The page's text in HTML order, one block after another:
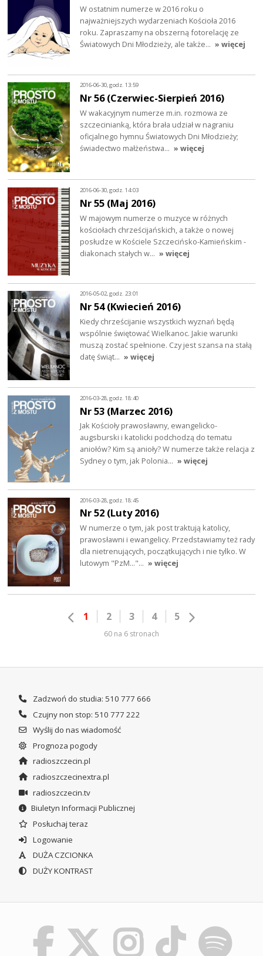
W ostatnim numerze w 2016 roku o
najważniejszych wydarzeniach Kościoła 2016
roku. Zapraszamy na obszerną fotorelację ze
Światowych Dni Młodzieży, ale także… » więcej
2016-06-30, godz. 13:59
Nr 56 (Czerwiec-Sierpień 2016)
W wakacyjnym numerze m.in. rozmowa ze
szczecinianką, która brała udział w nagraniu
oficjalnego hymnu Światowych Dni Młodzieży;
świadectwo małżeństwa… » więcej
2016-06-30, godz. 14:03
Nr 55 (Maj 2016)
W majowym numerze o muzyce w różnych
kościołach chrześcijańskich, a także o nowej
posłudze w Kościele Szczecińsko-Kamieńskim -
diakonach stałych w… » więcej
2016-05-02, godz. 23:01
Nr 54 (Kwiecień 2016)
Kiedy chrześcijanie wszystkich wyznań będą
wspólnie świętować Wielkanoc. Jakie warunki
muszą zostać spełnione. Czy jest szansa na stałą
datę świąt… » więcej
2016-03-28, godz. 18:40
Nr 53 (Marzec 2016)
Jak Kościoły prawosławny, ewangelicko-
augsburski i katolicki podchodzą do tematu
aniołów? Kim są anioły? W numerze także relacja z
Sydney o tym, jak Polonia… » więcej
2016-03-28, godz. 18:45
Nr 52 (Luty 2016)
W numerze o tym, jak post traktują katolicy,
prawosławni i ewangelicy. Przedstawiamy też rady
dla nietrenujących, początkujących i nie tylko. W
lutowym "PzM..."… » więcej
1 2 3 4 5
60 na 6 stronach
Zadzwoń do studia: 510 777 666
Czujny non stop: 510 777 222
Wyślij do nas wiadomość
Prognoza pogody
radioszczecin.pl
radioszczecinextra.pl
radioszczecin.tv
Biuletyn Informacji Publicznej
Posłuchaj teraz
Logowanie
DUŻA CZCIONKA
DUŻY KONTRAST